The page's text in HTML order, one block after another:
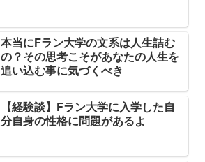
本当にFラン大学の文系は人生詰む
の？その思考こそがあなたの人生を
追い込む事に気づくべき
【経験談】Fラン大学に入学した自
分自身の性格に問題があるよ